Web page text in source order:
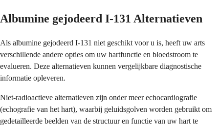
Albumine gejodeerd I-131 Alternatieven
Als albumine gejodeerd I-131 niet geschikt voor u is, heeft uw arts
verschillende andere opties om uw hartfunctie en bloedstroom te
evalueren. Deze alternatieven kunnen vergelijkbare diagnostische
informatie opleveren.
Niet-radioactieve alternatieven zijn onder meer echocardiografie
(echografie van het hart), waarbij geluidsgolven worden gebruikt om
gedetailleerde beelden van de structuur en functie van uw hart te